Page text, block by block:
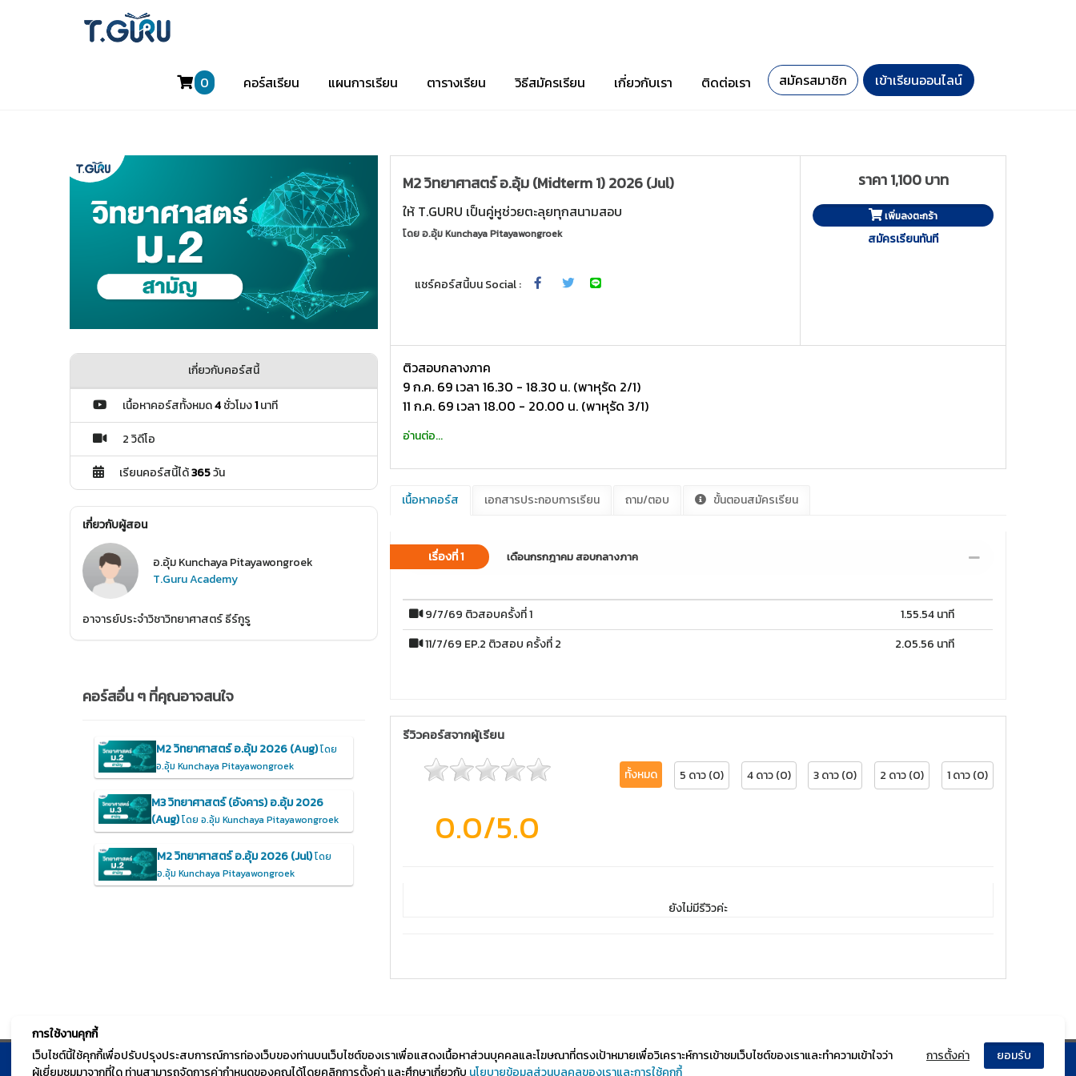
0 คอร์สเรียน แผนการเรียน ตารางเรียน วิธีสมัครเรียน เกี่ยวกับเรา ติดต่อเรา สมัครสมาชิก เข้าเรียนออนไลน์
M2 วิทยาศาสตร์ อ.อุ้ม (Midterm 1) 2026 (Jul)
ให้ T.GURU เป็นคู่หูช่วยตะลุยทุกสนามสอบ
โดยอ.อุ้ม Kunchaya Pitayawongroek
แชร์คอร์สนี้บน Social :
ราคา 1,100 บาท
เพิ่มลงตะกร้า
สมัครเรียนทันที
ติวสอบกลางภาค
9 ก.ค. 69 เวลา 16.30 - 18.30 น. (พาหุรัด 2/1)
11 ก.ค. 69 เวลา 18.00 - 20.00 น. (พาหุรัด 3/1)
อ่านต่อ...
เนื้อหาคอร์ส เอกสารประกอบการเรียน ถาม/ตอบ ขั้นตอนสมัครเรียน
เรื่องที่ 1 เดือนกรกฎาคม สอบกลางภาค
9/7/69 ติวสอบครั้งที่ 1
1.55.54 นาที
11/7/69 EP.2 ติวสอบ ครั้งที่ 2
2.05.56 นาที
รีวิวคอร์สจากผู้เรียน
0.0/5.0
ทั้งหมด 5 ดาว (0) 4 ดาว (0) 3 ดาว (0) 2 ดาว (0) 1 ดาว (0)
ยังไม่มีรีวิวค่ะ
เกี่ยวกับคอร์สนี้
เนื้อหาคอร์สทั้งหมด4ชั่วโมง1นาที
2 วิดีโอ
เรียนคอร์สนี้ได้365วัน
เกี่ยวกับผู้สอน
อ.อุ้ม Kunchaya Pitayawongroek
T.Guru Academy
อาจารย์ประจำวิชาวิทยาศาสตร์ ธีร์กูรู
คอร์สอื่น ๆ ที่คุณอาจสนใจ
M2 วิทยาศาสตร์ อ.อุ้ม 2026 (Aug)โดย
อ.อุ้ม Kunchaya Pitayawongroek
M3 วิทยาศาสตร์ (อังคาร) อ.อุ้ม 2026
(Aug)โดย อ.อุ้ม Kunchaya Pitayawongroek
M2 วิทยาศาสตร์ อ.อุ้ม 2026 (Jul)โดย
อ.อุ้ม Kunchaya Pitayawongroek
การใช้งานคุกกี้
เว็บไซต์นี้ใช้คุกกี้เพื่อปรับปรุงประสบการณ์การท่องเว็บของท่านบนเว็บไซต์ของเราเพื่อแสดงเนื้อหาส่วนบุคคลและโฆษณาที่ตรงเป้าหมายเพื่อวิเคราะห์การเข้าชมเว็บไซต์ของเราและทำความเข้าใจว่า
ผู้เยี่ยมชมมาจากที่ใด ท่านสามารถจัดการค่ากำหนดของคุณได้โดยคลิกการตั้งค่า และศึกษาเกี่ยวกับ นโยบายข้อมูลส่วนบุลคลของเราและการใช้คุกกี้
การตั้งค่า